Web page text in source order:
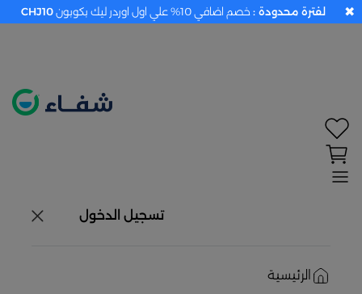
تسجيل الدخول
الرئيسية
لفترة محدودة : خصم اضافي 10% علي اول اوردر ليك بكوبون CHJ10 ✖